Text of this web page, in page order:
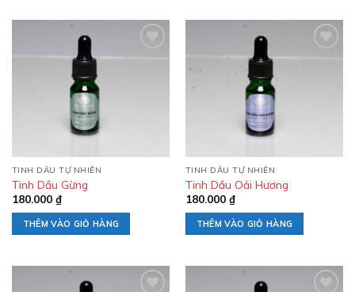
TINH DẦU TỰ NHIÊN
Tinh Dầu Gừng
180.000 ₫
THÊM VÀO GIỎ HÀNG
TINH DẦU TỰ NHIÊN
Tinh Dầu Oải Hương
180.000 ₫
THÊM VÀO GIỎ HÀNG